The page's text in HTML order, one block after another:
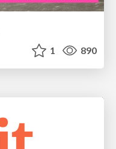
1 890